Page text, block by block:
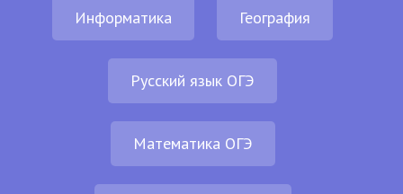
Информатика География
Русский язык ОГЭ
Математика ОГЭ